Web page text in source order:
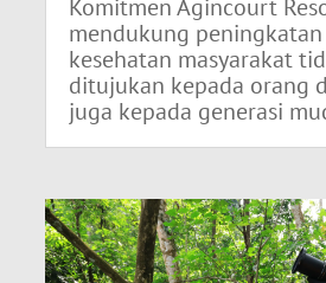
Komitmen Agincourt
mendukung
kesehatan masyarakat
ditujukan kepada orang
juga kepada generasi